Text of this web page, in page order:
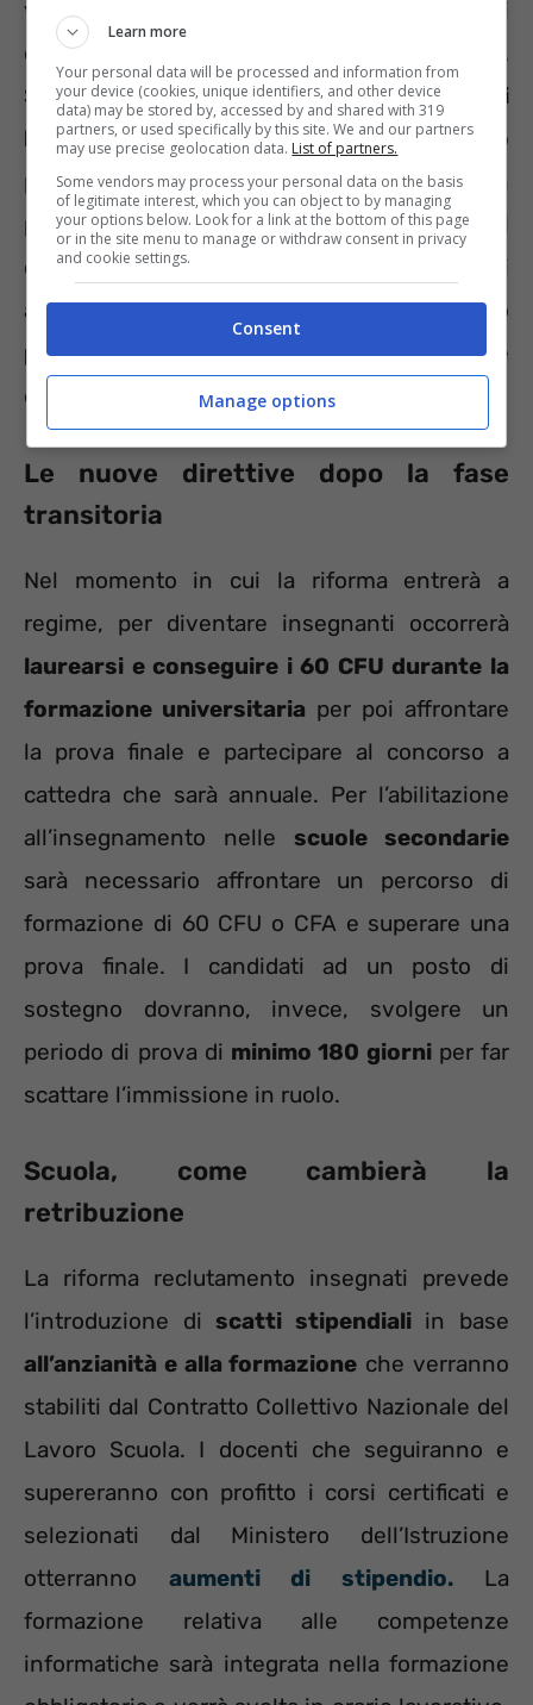
volto all’acquisizione di
che si
concluderà con un esame di abilitazione.
Sempre all’interno della fase transitoria,
i
laureati privi dei tre anni di servizio
potranno conseguire i 30 CFU – svolgendo in
parte un tirocinio – per poi partecipare al
concorso pubblico annuale. I vincitori
acquisiranno altri 30 crediti e potranno
passare di ruolosuperando l’esame
conclusivo di abilitazione.
Le nuove direttive dopo la fase
transitoria
Nel momento in cui la riforma entrerà a
regime, per diventare insegnanti occorrerà
laurearsi e conseguire i 60 CFU durante la
formazione universitaria per poi affrontare
la prova finale e partecipare al concorso a
cattedra che sarà annuale. Per l’abilitazione
all’insegnamento nelle scuole secondarie
sarà necessario affrontare un percorso di
formazione di 60 CFU o CFA e superare una
prova finale. I candidati ad un posto di
sostegno dovranno, invece, svolgere un
periodo di prova di minimo 180 giorniper far
scattare l’immissione in ruolo.
Scuola, come cambierà la
retribuzione
La riforma reclutamento insegnati prevede
l’introduzione di scatti stipendialiin base
all’anzianità e alla formazione che verranno
stabiliti dal Contratto Collettivo Nazionale del
Lavoro Scuola. I docenti che seguiranno e
supereranno con profitto i corsi certificati e
selezionati dal Ministero dell’Istruzione
otterranno
aumenti di stipendio.La
formazione relativa alle competenze
informatiche sarà integrata nella formazione
Learn more
Your personal data will be processed and information from
your device (cookies, unique identifiers, and other device
data) may be stored by, accessed by and shared with 319
partners, or used specifically by this site. We and our partners
may use precise geolocation data. List of partners.
Some vendors may process your personal data on the basis
of legitimate interest, which you can object to by managing
your options below. Look for a link at the bottom of this page
or in the site menu to manage or withdraw consent in privacy
and cookie settings.
Consent
Manage options